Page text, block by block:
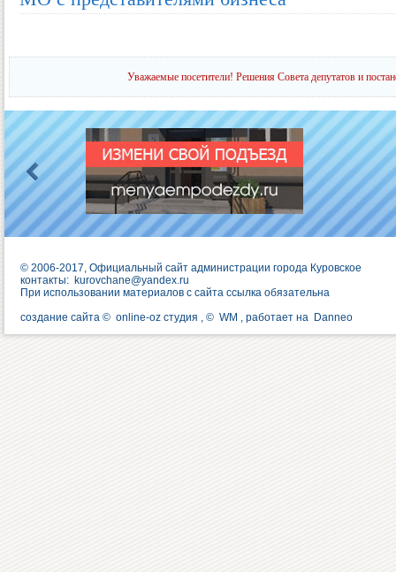
Уважаемые посетители! Решения Совета депутатов и
© 2006-2017, Официальный сайт администрации города Куровское
контакты: kurovchane@yandex.ru
При использовании материалов с сайта ссылка обязательна
создание сайта © online-oz студия , © WM , работает на Danneo